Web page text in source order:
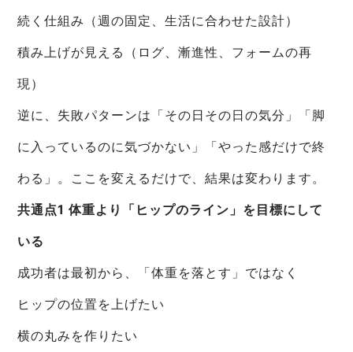
続く仕組み（週の固定、生活に合わせた設計）
積み上げが見える（ログ、漸進性、フォームの再
現）
逆に、失敗パターンは「その日その日の気分」「脚
に入っているのに気づかない」「やった感だけで終
わる」。ここを変えるだけで、結果は変わります。
共通点1 体重より「ヒップのライン」を目標にして
いる
成功者は最初から、「体重を落とす」ではなく
ヒップの位置を上げたい
横の丸みを作りたい